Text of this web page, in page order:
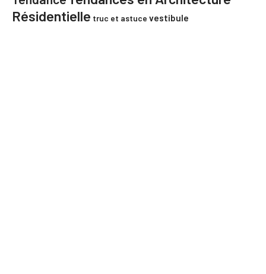
Résidentielle truc et astuce vestibule